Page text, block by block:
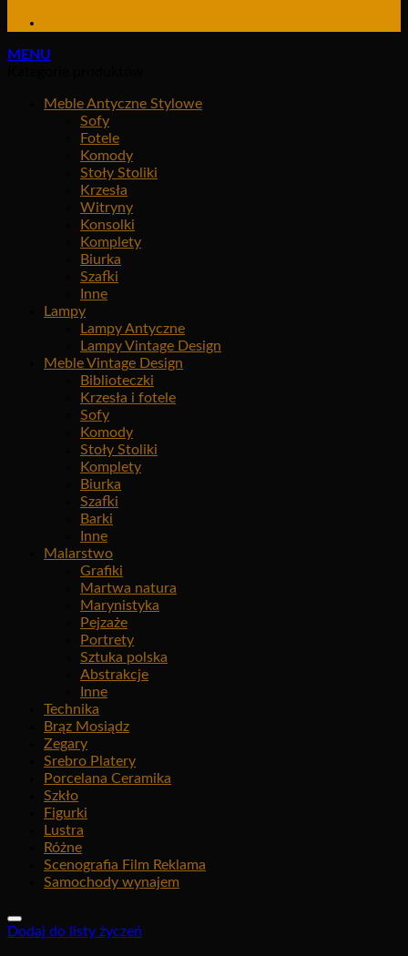
MENU
Meble Antyczne Stylowe
Sofy
Fotele
Komody
Stoły Stoliki
Krzesła
Witryny
Konsolki
Komplety
Biurka
Szafki
Inne
Lampy
Lampy Antyczne
Lampy Vintage Design
Meble Vintage Design
Biblioteczki
Krzesła i fotele
Sofy
Komody
Stoły Stoliki
Komplety
Biurka
Szafki
Barki
Inne
Malarstwo
Grafiki
Martwa natura
Marynistyka
Pejzaże
Portrety
Sztuka polska
Abstrakcje
Inne
Technika
Brąz Mosiądz
Zegary
Srebro Platery
Porcelana Ceramika
Szkło
Figurki
Lustra
Różne
Scenografia Film Reklama
Samochody wynajem
Dodaj do listy życzeń